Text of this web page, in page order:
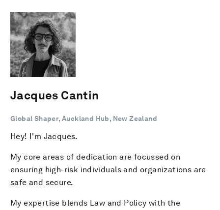
Jacques Cantin
Global Shaper, Auckland Hub, New Zealand
Hey! I'm Jacques.
My core areas of dedication are focussed on
ensuring high-risk individuals and organizations are
safe and secure.
My expertise blends Law and Policy with the